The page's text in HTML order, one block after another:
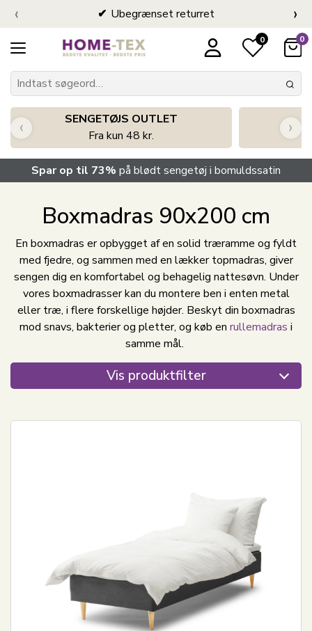
Ubegrænset returret
‹ ›
0 0
SENGETØJS OUTLET
Fra kun 48 kr.
‹ ›
Spar op til 73% på blødt sengetøj i bomuldssatin
Boxmadras 90x200 cm
En boxmadras er opbygget af en solid træramme og fyldt
med fjedre, og sammen med en lækker topmadras, giver
sengen dig en komfortabel og behagelig nattesøvn. Under
vores boxmadrasser kan du montere ben i enten metal
eller træ, i flere forskellige højder. Beskyt din boxmadras
mod snavs, bakterier og pletter, og køb en rullemadras i
samme mål.
Vis produktfilter